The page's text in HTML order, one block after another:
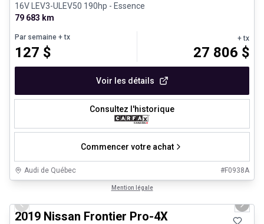
16V LEV3-ULEV50 190hp - Essence
79 683 km
Par semaine + tx
127 $
+ tx
27 806 $
Voir les détails
Consultez l'historique
Commencer votre achat
Audi de Québec #F0938A
Mention légale
Véhicules d'occasion certifiés
Previous slide Next
2019 Nissan Frontier Pro-4X